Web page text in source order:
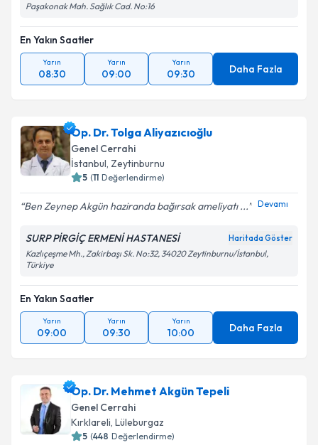
Paşakonak Mah. Sağlık Cad. No:16
En Yakın Saatler
Yarın
08:30
Yarın
09:00
Yarın
09:30 Daha Fazla
Op. Dr. Tolga Aliyazıcıoğlu
Genel Cerrahi
İstanbul, Zeytinburnu
5 (11 Değerlendirme)
Ben Zeynep Akgün haziranda bağırsak ameliyatı ... Devamı
SURP PİRGİÇ ERMENİ HASTANESİ Haritada Göster
Kazlıçeşme Mh., Zakirbaşı Sk. No:32, 34020 Zeytinburnu/İstanbul,
Türkiye
En Yakın Saatler
Yarın
09:00
Yarın
09:30
Yarın
10:00 Daha Fazla
Op. Dr. Mehmet Akgün Tepeli
Genel Cerrahi
Kırklareli, Lüleburgaz
5 (448 Değerlendirme)